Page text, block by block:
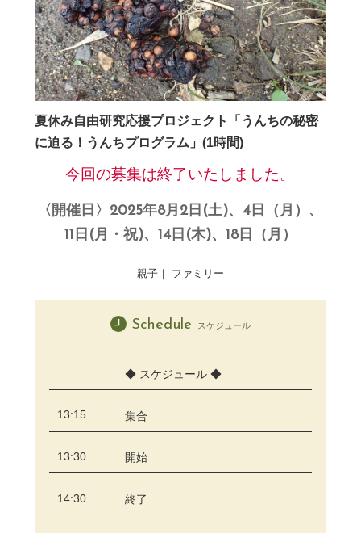
夏休み自由研究応援プロジェクト「うんちの秘密
に迫る！うんちプログラム」(1時間)
今回の募集は終了いたしました。
〈開催日〉2025年8月2日(土)、4日（月）、
11日(月・祝)、14日(木)、18日（月）
親子｜ ファミリー
Schedule スケジュール
◆ スケジュール ◆
13:15 集合
13:30 開始
14:30 終了